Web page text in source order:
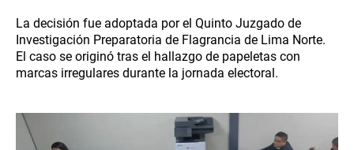
La decisión fue adoptada por el Quinto Juzgado de
Investigación Preparatoria de Flagrancia de Lima Norte.
El caso se originó tras el hallazgo de papeletas con
marcas irregulares durante la jornada electoral.